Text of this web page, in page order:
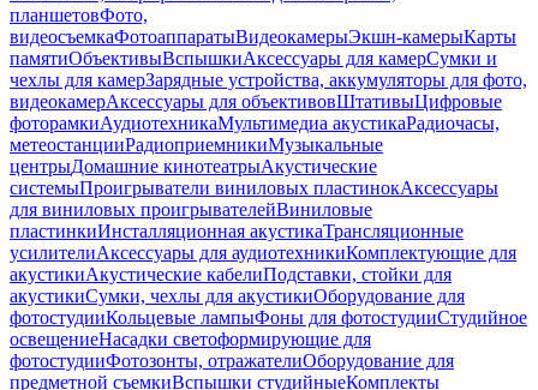
планшетовФото,
видеосъемкаФотоаппаратыВидеокамерыЭкшн-камерыКарты
памятиОбъективыВспышкиАксессуары для камерСумки и
чехлы для камерЗарядные устройства, аккумуляторы для фото,
видеокамерАксессуары для объективовШтативыЦифровые
фоторамкиАудиотехникаМультимедиа акустикаРадиочасы,
метеостанцииРадиоприемникиМузыкальные
центрыДомашние кинотеатрыАкустические
системыПроигрыватели виниловых пластинокАксессуары
для виниловых проигрывателейВиниловые
пластинкиИнсталляционная акустикаТрансляционные
усилителиАксессуары для аудиотехникиКомплектующие для
акустикиАкустические кабелиПодставки, стойки для
акустикиСумки, чехлы для акустикиОборудование для
фотостудииКольцевые лампыФоны для фотостудииСтудийное
освещениеНасадки светоформирующие для
фотостудииФотозонты, отражателиОборудование для
предметной съемкиВспышки студийныеКомплекты